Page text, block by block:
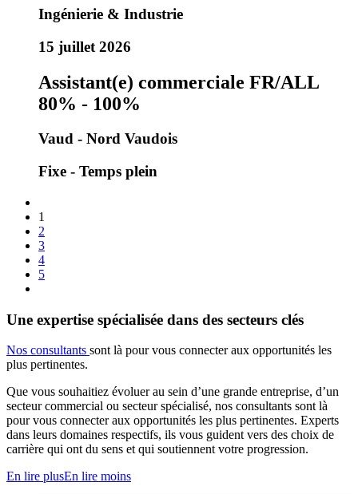
Ingénierie & Industrie
15 juillet 2026
Assistant(e) commerciale FR/ALL
80% - 100%
Vaud - Nord Vaudois
Fixe - Temps plein
1
2
3
4
5
Une expertise spécialisée dans des secteurs clés
Nos consultants sont là pour vous connecter aux opportunités les
plus pertinentes.
Que vous souhaitiez évoluer au sein d’une grande entreprise, d’un
secteur commercial ou secteur spécialisé, nos consultants sont là
pour vous connecter aux opportunités les plus pertinentes. Experts
dans leurs domaines respectifs, ils vous guident vers des choix de
carrière qui ont du sens et qui soutiennent votre progression.
En lire plusEn lire moins